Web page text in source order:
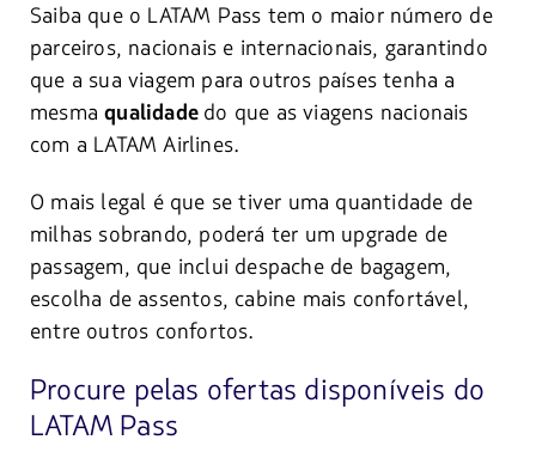
Saiba que o LATAM Pass tem o maior número de
parceiros, nacionais e internacionais, garantindo
que a sua viagem para outros países tenha a
mesmaqualidade do que as viagens nacionais
com a LATAM Airlines.
O mais legal é que se tiver uma quantidade de
milhas sobrando, poderá ter um upgrade de
passagem, que inclui despache de bagagem,
escolha de assentos, cabine mais confortável,
entre outros confortos.
Procure pelas ofertas disponíveis do
LATAM Pass